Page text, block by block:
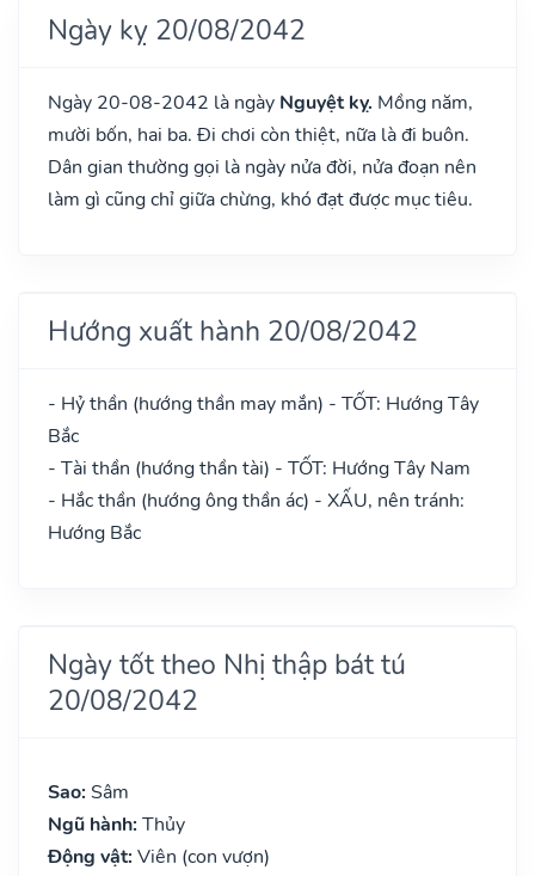
Ngày kỵ 20/08/2042
Ngày 20-08-2042 là ngày Nguyệt kỵ. Mồng năm,
mười bốn, hai ba. Đi chơi còn thiệt, nữa là đi buôn.
Dân gian thường gọi là ngày nửa đời, nửa đoạn nên
làm gì cũng chỉ giữa chừng, khó đạt được mục tiêu.
Hướng xuất hành 20/08/2042
- Hỷ thần (hướng thần may mắn) - TỐT: Hướng Tây
Bắc
- Tài thần (hướng thần tài) - TỐT: Hướng Tây Nam
- Hắc thần (hướng ông thần ác) - XẤU, nên tránh:
Hướng Bắc
Ngày tốt theo Nhị thập bát tú
20/08/2042
Sao: Sâm
Ngũ hành: Thủy
Động vật: Viên (con vượn)